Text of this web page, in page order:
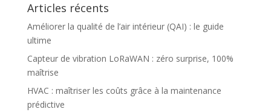
Articles récents
Améliorer la qualité de l’air intérieur (QAI) : le guide
ultime
Capteur de vibration LoRaWAN : zéro surprise, 100%
maîtrise
HVAC : maîtriser les coûts grâce à la maintenance
prédictive